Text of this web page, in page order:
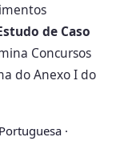
de Caso
Concursos
do Anexo I do
·